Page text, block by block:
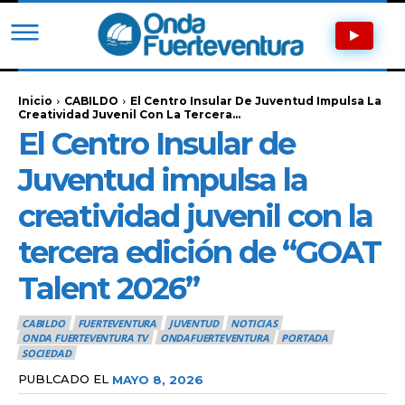
Inicio CABILDO
El Centro Insular De Juventud Impulsa La
Creatividad Juvenil Con La Tercera...
El Centro Insular de
Juventud impulsa la
creatividad juvenil con la
tercera edición de “GOAT
Talent 2026”
CABILDO FUERTEVENTURA JUVENTUD
NOTICIAS
ONDA FUERTEVENTURA TV
ONDAFUERTEVENTURA
PORTADA
SOCIEDAD
PUBLCADO EL MAYO 8, 2026